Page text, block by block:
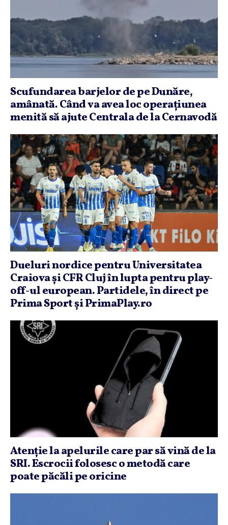
Scufundarea barjelor de pe Dunăre,
amânată. Când va avea loc operaţiunea
menită să ajute Centrala de la Cernavodă
Dueluri nordice pentru Universitatea
Craiova şi CFR Cluj în lupta pentru play-
off-ul european. Partidele, în direct pe
Prima Sport şi PrimaPlay.ro
Atenţie la apelurile care par să vină de la
SRI. Escrocii folosesc o metodă care
poate păcăli pe oricine